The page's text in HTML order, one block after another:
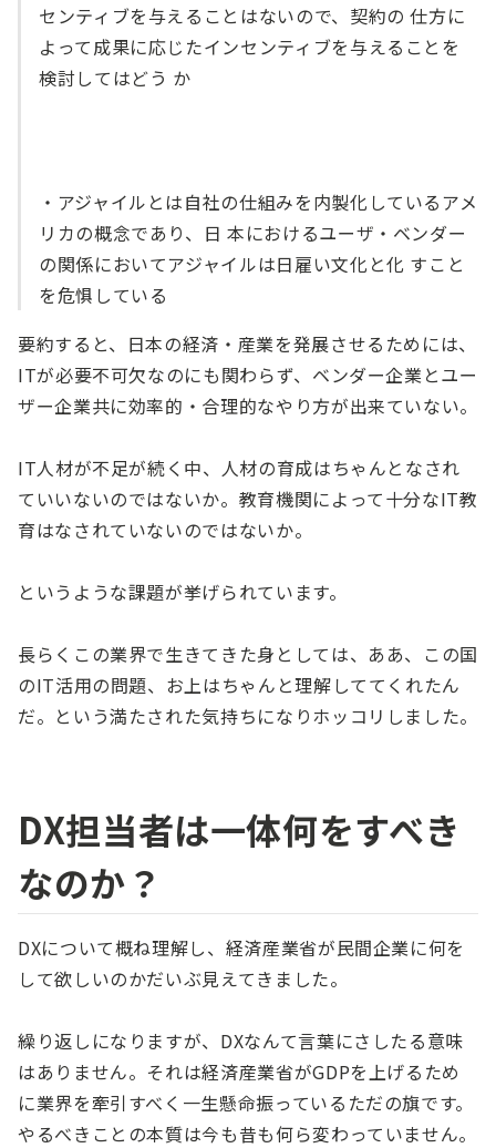
センティブを与えることはないので、契約の 仕方に
よって成果に応じたインセンティブを与えることを
検討してはどう か
・アジャイルとは自社の仕組みを内製化しているアメ
リカの概念であり、日 本におけるユーザ・ベンダー
の関係においてアジャイルは日雇い文化と化 すこと
を危惧している
要約すると、日本の経済・産業を発展させるためには、
ITが必要不可欠なのにも関わらず、ベンダー企業とユー
ザー企業共に効率的・合理的なやり方が出来ていない。
IT人材が不足が続く中、人材の育成はちゃんとなされ
ていいないのではないか。教育機関によって十分なIT教
育はなされていないのではないか。
というような課題が挙げられています。
長らくこの業界で生きてきた身としては、ああ、この国
のIT活用の問題、お上はちゃんと理解しててくれたん
だ。という満たされた気持ちになりホッコリしました。
DX担当者は一体何をすべき
なのか？
DXについて概ね理解し、経済産業省が民間企業に何を
して欲しいのかだいぶ見えてきました。
繰り返しになりますが、DXなんて言葉にさしたる意味
はありません。それは経済産業省がGDPを上げるため
に業界を牽引すべく一生懸命振っているただの旗です。
やるべきことの本質は今も昔も何ら変わっていません。